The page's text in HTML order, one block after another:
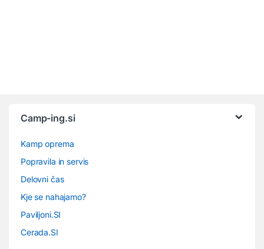
Camp-ing.si
Kamp oprema
Popravila in servis
Delovni čas
Kje se nahajamo?
Paviljoni.SI
Cerada.SI